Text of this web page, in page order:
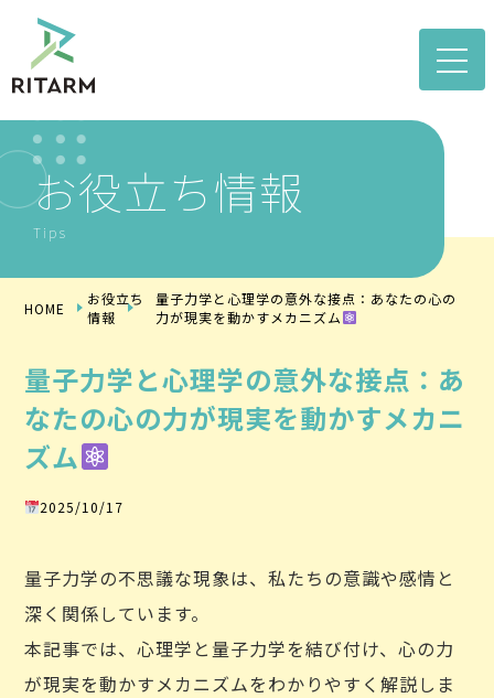
toggle
お役立ち情報
Tips
HOME
お役立ち
情報
量子力学と心理学の意外な接点：あなたの心の
力が現実を動かすメカニズム
量子力学と心理学の意外な接点：あ
なたの心の力が現実を動かすメカニ
ズム
2025/10/17
量子力学の不思議な現象は、私たちの意識や感情と
深く関係しています。
本記事では、心理学と量子力学を結び付け、心の力
が現実を動かすメカニズムをわかりやすく解説しま